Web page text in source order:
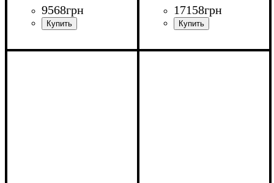
9568грн
Длина - 120 (+40) см
17158грн
Длина - 140 (+60) см